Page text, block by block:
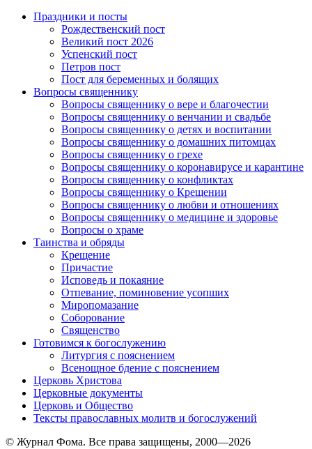
Праздники и посты
Рождественский пост
Великий пост 2026
Успенский пост
Петров пост
Пост для беременных и болящих
Вопросы священнику
Вопросы священнику о вере и благочестии
Вопросы священнику о венчании и свадьбе
Вопросы священнику о детях и воспитании
Вопросы священнику о домашних питомцах
Вопросы священнику о грехе
Вопросы священнику о коронавирусе и карантине
Вопросы священнику о конфликтах
Вопросы священнику о Крещении
Вопросы священнику о любви и отношениях
Вопросы священнику о медицине и здоровье
Вопросы о храме
Таинства и обряды
Крещение
Причастие
Исповедь и покаяние
Отпевание, поминовение усопших
Миропомазание
Соборование
Священство
Готовимся к богослужению
Литургия с пояснением
Всенощное бдение с пояснением
Церковь Христова
Церковные документы
Церковь и Общество
Тексты православных молитв и богослужений
© Журнал Фома. Все права защищены, 2000—2026